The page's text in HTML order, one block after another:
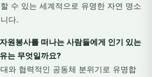
수 있는 세계적으로 유명한 자연 명소
다.
원봉사를 떠나는 사람들에게 인기 있는
는 무엇일까요?
와 협력적인 공동체 분위기로 유명합